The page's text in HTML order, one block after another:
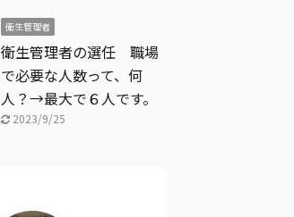
衛生管理者
衛生管理者の選任 職場
で必要な人数って、何
人？→最大で６人です。
2023/9/25